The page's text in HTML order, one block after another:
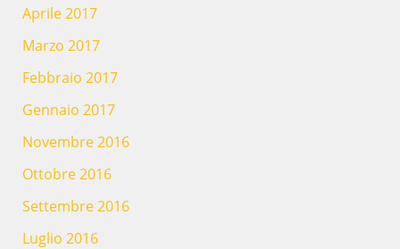
Aprile 2017
Marzo 2017
Febbraio 2017
Gennaio 2017
Novembre 2016
Ottobre 2016
Settembre 2016
Luglio 2016